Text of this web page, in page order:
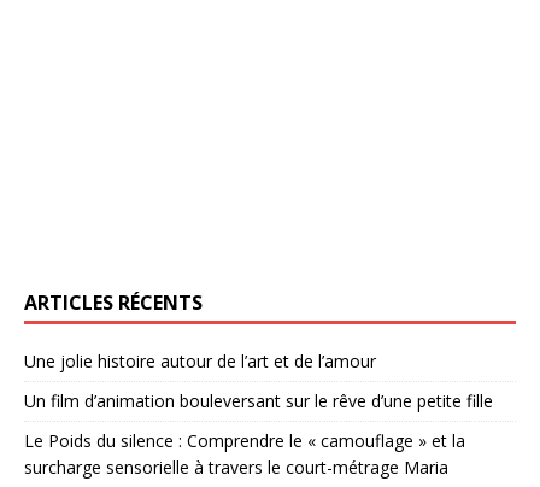
ARTICLES RÉCENTS
Une jolie histoire autour de l’art et de l’amour
Un film d’animation bouleversant sur le rêve d’une petite fille
Le Poids du silence : Comprendre le « camouflage » et la
surcharge sensorielle à travers le court-métrage Maria